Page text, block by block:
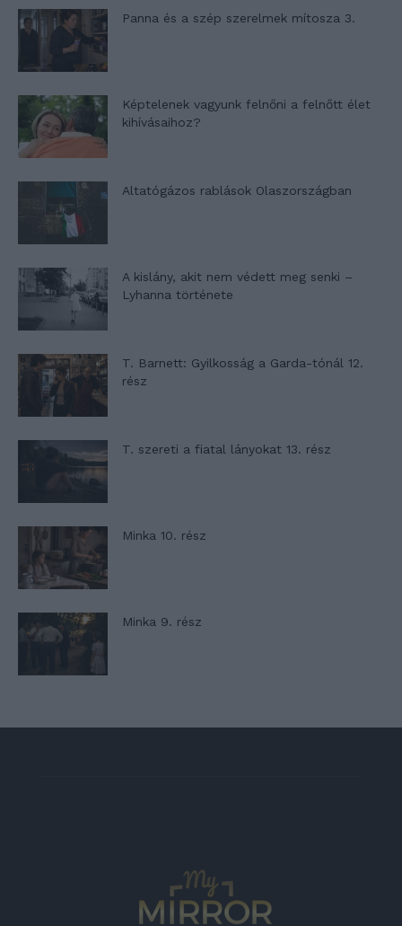
Panna és a szép szerelmek mítosza 3.
Képtelenek vagyunk felnőni a felnőtt élet
kihívásaihoz?
Altatógázos rablások Olaszországban
A kislány, akit nem védett meg senki –
Lyhanna története
T. Barnett: Gyilkosság a Garda-tónál 12.
rész
T. szereti a fiatal lányokat 13. rész
Minka 10. rész
Minka 9. rész